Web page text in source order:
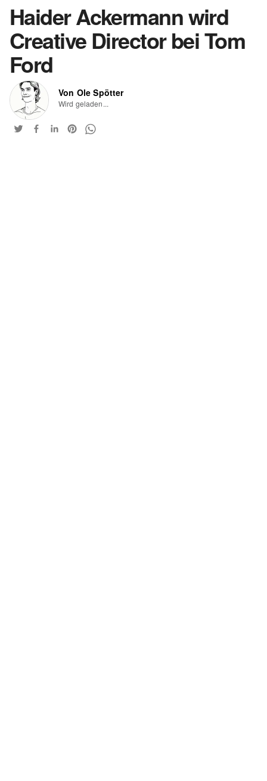
Haider Ackermann wird
Creative Director bei Tom
Ford
Von Ole Spötter
Wird geladen...